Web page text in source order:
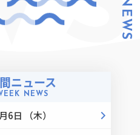
ニュース
NEWS
6日 （木）